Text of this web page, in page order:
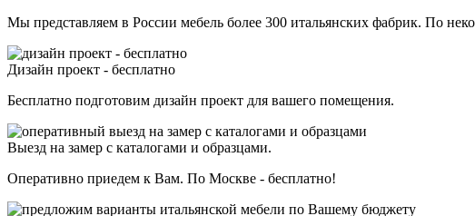
Мы представляем в России мебель более 300 итальянских фабрик. По
Дизайн проект - бесплатно
Бесплатно подготовим дизайн проект для вашего помещения.
Выезд на замер с каталогами и образцами.
Оперативно приедем к Вам. По Москве - бесплатно!